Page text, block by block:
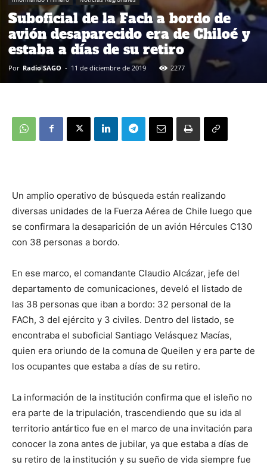
Suboficial de la Fach a bordo de
avión desaparecido era de Chiloé y
estaba a días de su retiro
Por Radio SAGO - 11 de diciembre de 2019 2277
Un amplio operativo de búsqueda están realizando
diversas unidades de la Fuerza Aérea de Chile luego que
se confirmara la desaparición de un avión Hércules C130
con 38 personas a bordo.
En ese marco, el comandante Claudio Alcázar, jefe del
departamento de comunicaciones, develó el listado de
las 38 personas que iban a bordo: 32 personal de la
FACh, 3 del ejército y 3 civiles. Dentro del listado, se
encontraba el suboficial Santiago Velásquez Macías,
quien era oriundo de la comuna de Queilen y era parte de
los ocupantes que estaba a días de su retiro.
La información de la institución confirma que el isleño no
era parte de la tripulación, trascendiendo que su ida al
territorio antártico fue en el marco de una invitación para
conocer la zona antes de jubilar, ya que estaba a días de
su retiro de la institución y su sueño de vida siempre fue